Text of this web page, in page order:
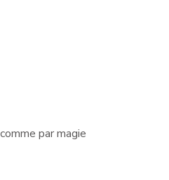
par magie